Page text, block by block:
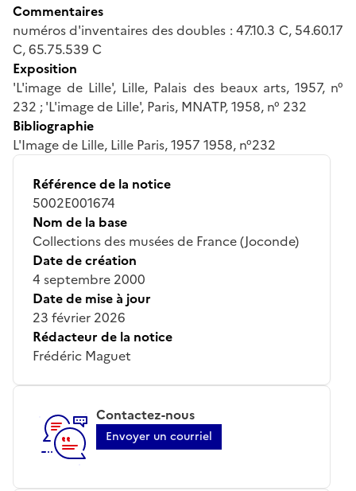
Commentaires
numéros d'inventaires des doubles : 47.10.3 C, 54.60.17
C, 65.75.539 C
Exposition
'L'image de Lille', Lille, Palais des beaux arts, 1957, n°
232 ; 'L'image de Lille', Paris, MNATP, 1958, n° 232
Bibliographie
L'Image de Lille, Lille Paris, 1957 1958, n°232
Référence de la notice
5002E001674
Nom de la base
Collections des musées de France (Joconde)
Date de création
4 septembre 2000
Date de mise à jour
23 février 2026
Rédacteur de la notice
Frédéric Maguet
Contactez-nous
Envoyer un courriel